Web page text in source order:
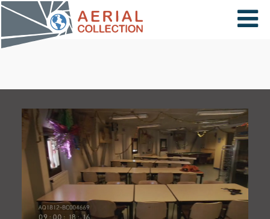
×
PAYS
CARTE
COLLECTIONS